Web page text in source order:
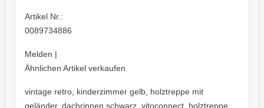
Artikel Nr.:
0089734886
Melden |
Ähnlichen Artikel verkaufen
vintage retro, kinderzimmer gelb, holztreppe mit
geländer, dachrinnen schwarz, vitoconnect, holztreppe